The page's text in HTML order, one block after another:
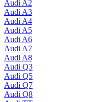
Audi A2
Audi A3
Audi A4
Audi A5
Audi A6
Audi A7
Audi A8
Audi Q3
Audi Q5
Audi Q7
Audi Q8